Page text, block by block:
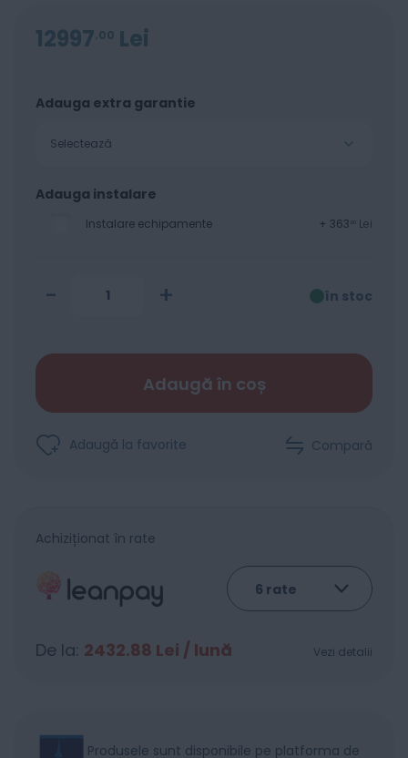
12997 00 Lei
Adauga extra garantie
Selectează
Adauga instalare
Instalare echipamente + 363 Lei
- + în stoc
Adaugă în coș
Adaugă la favorite Compară
Achiziționat în rate
De la: 2432.88 Lei / lună Vezi detalii
Produsele sunt disponibile pe platforma de